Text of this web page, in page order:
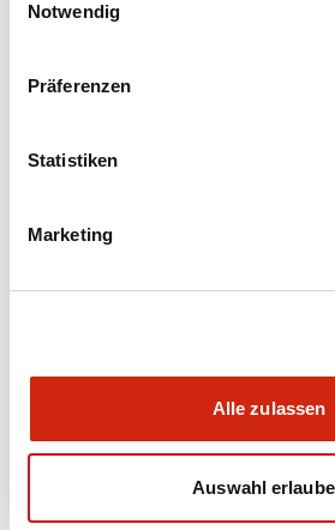
Notwendig
Präferenzen
Statistiken
Marketing
Alle zulassen
Auswahl
Mounting and Installation
Dokumente und Dateien
CAD-Dateien